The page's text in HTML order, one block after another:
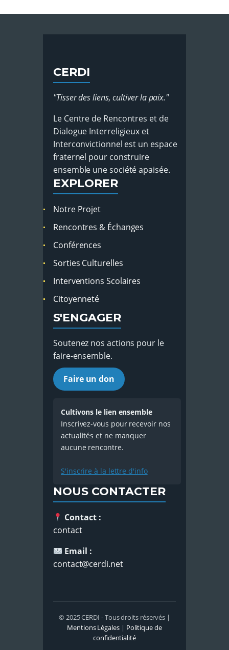
CERDI
"Tisser des liens, cultiver la paix."
Le Centre de Rencontres et de
Dialogue Interreligieux et
Interconvictionnel est un espace
fraternel pour construire
ensemble une société apaisée.
EXPLORER
Notre Projet
Rencontres & Échanges
Conférences
Sorties Culturelles
Interventions Scolaires
Citoyenneté
S'ENGAGER
Soutenez nos actions pour le
faire-ensemble.
Faire un don
Cultivons le lien ensemble
Inscrivez-vous pour recevoir nos
actualités et ne manquer
aucune rencontre.
S'inscrire à la lettre d'info
NOUS CONTACTER
Contact :
contact
Email :
contact@cerdi.net
© 2025 CERDI - Tous droits réservés |
Mentions Légales| Politique de
confidentialité